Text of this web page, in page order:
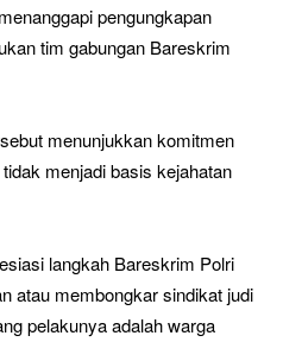
pengungkapan
tim gabungan Bareskrim
menunjukkan komitmen
menjadi basis kejahatan
langkah Bareskrim Polri
atau membongkar sindikat judi
pelakunya adalah warga